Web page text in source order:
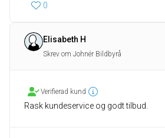
0
Elisabeth H
Skrev om Johnér Bildbyrå
Verifierad kund
Rask kundeservice og godt tilbud.